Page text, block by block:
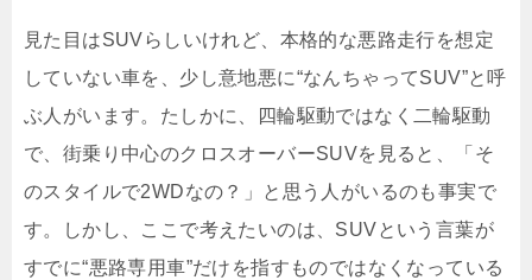
見た目はSUVらしいけれど、本格的な悪路走行を想定
していない車を、少し意地悪に“なんちゃってSUV”と呼
ぶ人がいます。たしかに、四輪駆動ではなく二輪駆動
で、街乗り中心のクロスオーバーSUVを見ると、「そ
のスタイルで2WDなの？」と思う人がいるのも事実で
す。しかし、ここで考えたいのは、SUVという言葉が
すでに“悪路専用車”だけを指すものではなくなっている